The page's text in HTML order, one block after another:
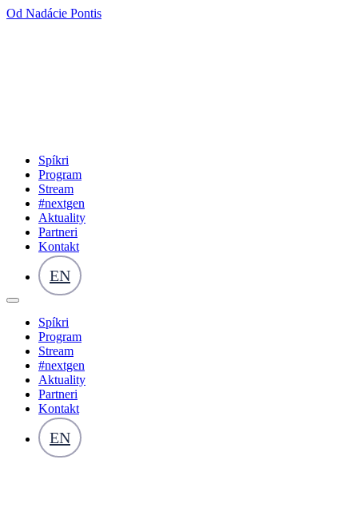
Od Nadácie Pontis
Spíkri
Program
Stream
#nextgen
Aktuality
Partneri
Kontakt
EN
Spíkri
Program
Stream
#nextgen
Aktuality
Partneri
Kontakt
EN